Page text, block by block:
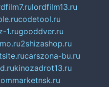
lordfilm13.ru
codetool.ru
1.rugooddver.ru
2shizashop.ru
carszona-bu.ru
kinozadrot13.ru